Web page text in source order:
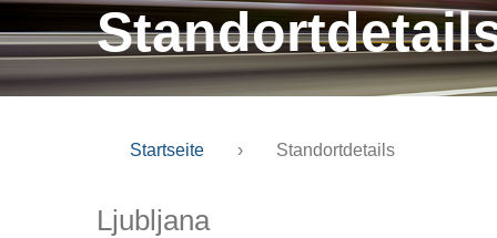
Startseite › Standortdetails
Ljubljana